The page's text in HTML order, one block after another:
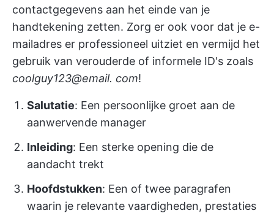
contactgegevens aan het einde van je
handtekening zetten. Zorg er ook voor dat je e-
mailadres er professioneel uitziet en vermijd het
gebruik van verouderde of informele ID's zoals
coolguy123@email. com!
Salutatie: Een persoonlijke groet aan de
aanwervende manager
Inleiding: Een sterke opening die de
aandacht trekt
Hoofdstukken: Een of twee paragrafen
waarin je relevante vaardigheden, prestaties